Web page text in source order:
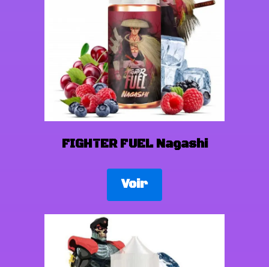
FIGHTER FUEL Nagashi
Voir